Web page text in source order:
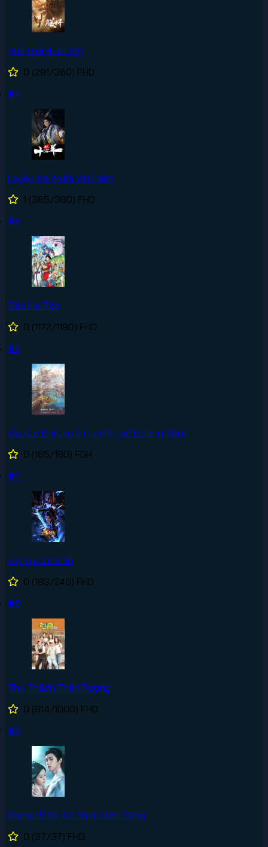
Thế Giới Hoàn Mỹ
0 (281/360) FHD
#4
Luyện Khí Mười Vạn Năm
1 (365/380) FHD
#5
Đảo Hải Tặc
0 (1172/1190) FHD
#6
Đấu La Đại Lục 2 (Tuyệt Thế Đường Môn)
0 (165/180) FDH
#7
Đại Lục Linh Võ
0 (193/240) FHD
#8
Thử Thách Thần Tượng
0 (814/1000) FHD
#9
Giang Hồ Dạ Vũ Thập Niên Đăng
0 (37/37) FHD